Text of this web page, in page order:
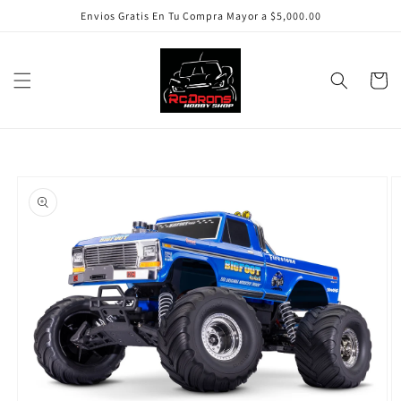
directamenteEnvios Gratis En Tu Compra Mayor a $5,000.00
Carrito
información
del producto